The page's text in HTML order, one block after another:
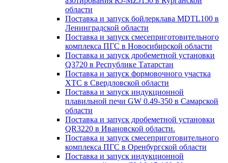
области
Поставка и запуск бойлерклава MDTL100 в
Ленинградской области
Поставка и запуск смесеприготовительного
комплекса ПГС в Новосибирской области
Поставка и запуск дробеметной установки
Q3720 в Республике Татарстан
Поставка и запуск формовочного участка
ХТС в Свердловской области
Поставка и запуск индукционной
плавильной печи GW 0.49-350 в Самарской
области
Поставка и запуск дробеметной установки
QR3220 в Ивановской области.
Поставка и запуск смесеприготовительного
комплекса ПГС в Оренбургской области
Поставка и запуск индукционной